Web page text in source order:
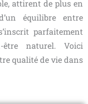
attirent de plus en
équilibre entre
parfaitement
être naturel. Voici
qualité de vie dans